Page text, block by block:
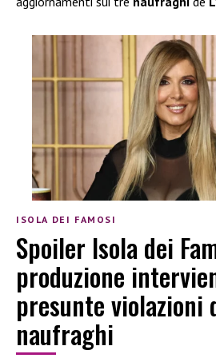
ISOLA DEI FAMOSI
Spoiler Isola dei
produzione
presunte violazioni
naufraghi